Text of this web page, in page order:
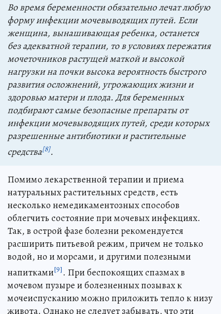
Во время беременности обязательно лечат любую
форму инфекции мочевыводящих путей. Если
женщина, вынашивающая ребенка, останется
без адекватной терапии, то в условиях пережатия
мочеточников растущей маткой и высокой
нагрузки на почки высока вероятность быстрого
развития осложнений, угрожающих жизни и
здоровью матери и плода. Для беременных
подбирают самые безопасные препараты от
инфекции мочевыводящих путей, среди которых
разрешенные антибиотики и растительные
средства[8].
Помимо лекарственной терапии и приема
натуральных растительных средств, есть
несколько немедикаментозных способов
облегчить состояние при мочевых инфекциях.
Так, в острой фазе болезни рекомендуется
расширить питьевой режим, причем не только
водой, но и морсами, и другими полезными
напитками[9]. При беспокоящих спазмах в
мочевом пузыре и болезненных позывах к
мочеиспусканию можно приложить тепло к низу
живота. Однако не следует забывать, что эти